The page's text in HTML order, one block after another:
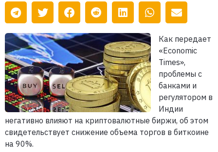
Как передает
«Economic
Times»,
проблемы с
банками и
регулятором в
Индии
негативно влияют на криптовалютные биржи, об этом
свидетельствует снижение объема торгов в биткоине
на 90%.